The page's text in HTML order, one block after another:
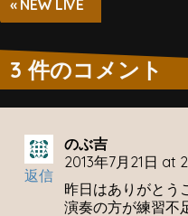
« NEW LIVE
3 件のコメント
のぶ吉
2013年7月21日 at
返信
昨日はありがとう
演奏の方が練習不